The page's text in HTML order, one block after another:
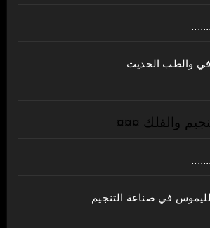
والطب الحديث
والفلك ¤¤¤
في صناعة التنجيم